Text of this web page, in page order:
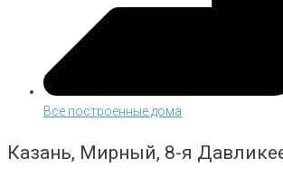
Все построенные дома
Казань, Мирный, 8-я